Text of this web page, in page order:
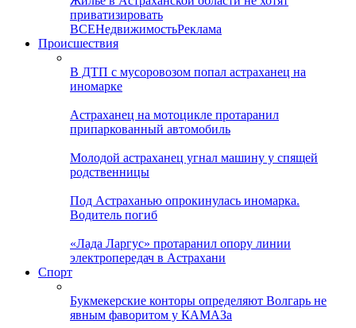
приватизировать
ВСЕНедвижимостьРеклама
Происшествия
В ДТП с мусоровозом попал астраханец на
иномарке
Астраханец на мотоцикле протаранил
припаркованный автомобиль
Молодой астраханец угнал машину у спящей
родственницы
Под Астраханью опрокинулась иномарка.
Водитель погиб
«Лада Ларгус» протаранил опору линии
электропередач в Астрахани
Спорт
Букмекерские конторы определяют Волгарь не
явным фаворитом у КАМАЗа